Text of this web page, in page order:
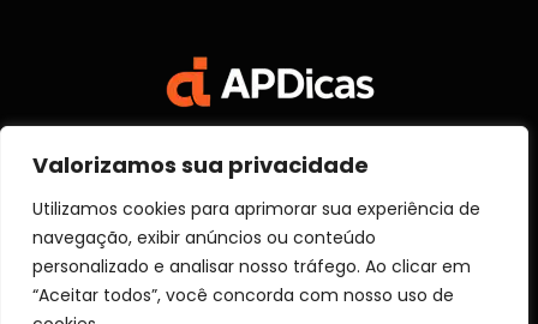
Valorizamos sua privacidade
Utilizamos cookies para aprimorar sua experiência de
navegação, exibir anúncios ou conteúdo
personalizado e analisar nosso tráfego. Ao clicar em
“Aceitar todos”, você concorda com nosso uso de
(Twitter)
SOBRE NÓS
POLITICA DE PRIVACIDADE
TERMOS DE USO